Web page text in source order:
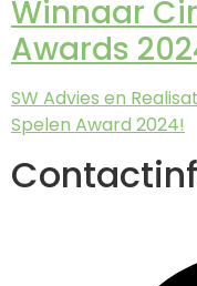
Winnaar
Awards
SW Advies en
Spelen Award 2024!